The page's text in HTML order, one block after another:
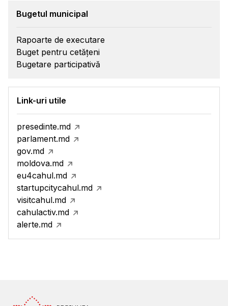
Bugetul municipal
Rapoarte de executare
Buget pentru cetățeni
Bugetare participativă
Link-uri utile
presedinte.md
parlament.md
gov.md
moldova.md
eu4cahul.md
startupcitycahul.md
visitcahul.md
cahulactiv.md
alerte.md